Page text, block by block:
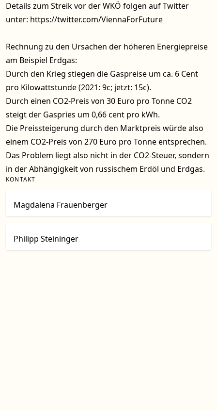
Details zum Streik vor der WKÖ folgen auf Twitter
unter: https://twitter.com/ViennaForFuture
Rechnung zu den Ursachen der höheren Energiepreise
am Beispiel Erdgas:
Durch den Krieg stiegen die Gaspreise um ca. 6 Cent
pro Kilowattstunde (2021: 9c; jetzt: 15c).
Durch einen CO2-Preis von 30 Euro pro Tonne CO2
steigt der Gaspries um 0,66 cent pro kWh.
Die Preissteigerung durch den Marktpreis würde also
einem CO2-Preis von 270 Euro pro Tonne entsprechen.
Das Problem liegt also nicht in der CO2-Steuer, sondern
in der Abhängigkeit von russischem Erdöl und Erdgas.
KONTAKT
Magdalena Frauenberger
Philipp Steininger